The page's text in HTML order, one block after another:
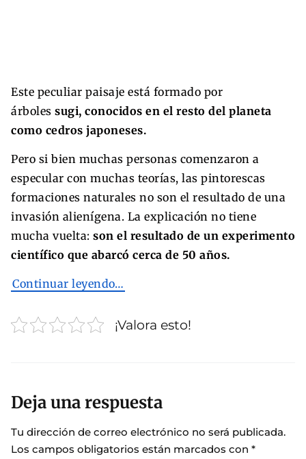
Este peculiar paisaje está formado por
árboles sugi, conocidos en el resto del planeta
como cedros japoneses.
Pero si bien muchas personas comenzaron a
especular con muchas teorías, las pintorescas
formaciones naturales no son el resultado de una
invasión alienígena. La explicación no tiene
mucha vuelta: son el resultado de un experimento
científico que abarcó cerca de 50 años.
Continuar leyendo…
¡Valora esto!
Deja una respuesta
Tu dirección de correo electrónico no será publicada.
Los campos obligatorios están marcados con *